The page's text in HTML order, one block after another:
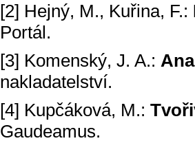
[2] Hejný, M., Kuřina, F.:
Portál.
[3] Komenský, J. A.:
nakladatelství.
[4] Kupčáková, M.:
Gaudeamus.